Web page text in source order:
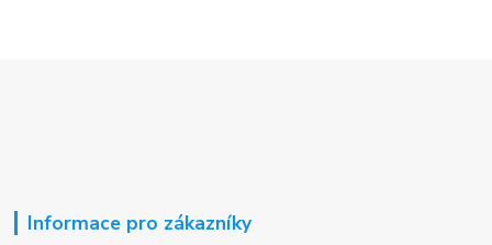
Informace pro zákazníky